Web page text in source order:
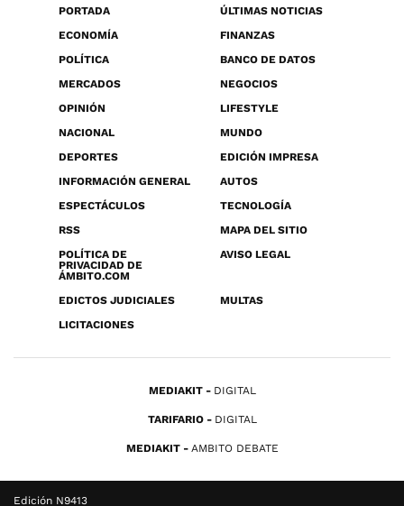
PORTADA
ÚLTIMAS NOTICIAS
ECONOMÍA
FINANZAS
POLÍTICA
BANCO DE DATOS
MERCADOS
NEGOCIOS
OPINIÓN
LIFESTYLE
NACIONAL
MUNDO
DEPORTES
EDICIÓN IMPRESA
INFORMACIÓN GENERAL
AUTOS
ESPECTÁCULOS
TECNOLOGÍA
RSS
MAPA DEL SITIO
POLÍTICA DE
PRIVACIDAD DE
ÁMBITO.COM
AVISO LEGAL
EDICTOS JUDICIALES
MULTAS
LICITACIONES
MEDIAKIT DIGITAL
TARIFARIO DIGITAL
MEDIAKIT AMBITO DEBATE
Edición N9413